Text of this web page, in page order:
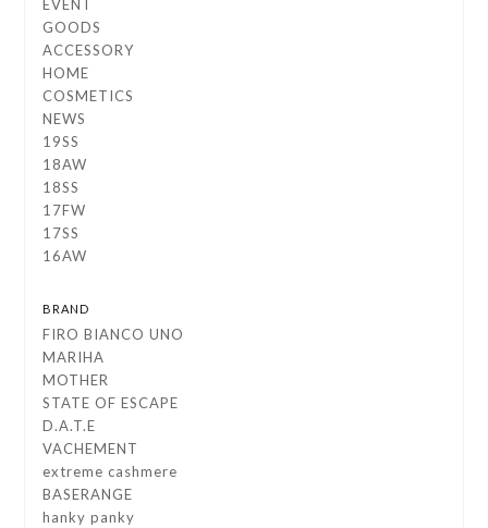
EVENT
GOODS
ACCESSORY
HOME
COSMETICS
NEWS
19SS
18AW
18SS
17FW
17SS
16AW
BRAND
FIRO BIANCO UNO
MARIHA
MOTHER
STATE OF ESCAPE
D.A.T.E
VACHEMENT
extreme cashmere
BASERANGE
hanky panky